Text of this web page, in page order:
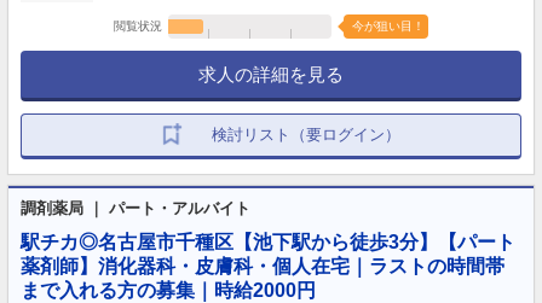
閲覧状況 今が狙い目！
求人の詳細を見る
検討リスト（要ログイン）
調剤薬局 ｜ パート・アルバイト
駅チカ◎名古屋市千種区【池下駅から徒歩3分】【パート
薬剤師】消化器科・皮膚科・個人在宅｜ラストの時間帯
まで入れる方の募集｜時給2000円